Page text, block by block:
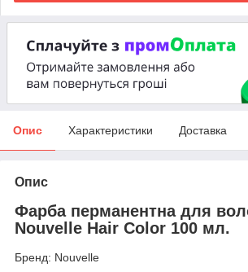
Опис Характеристики Доставка
Опис
Фарба перманентна для
Nouvelle Hair Color 100 мл.
Бренд: Nouvelle